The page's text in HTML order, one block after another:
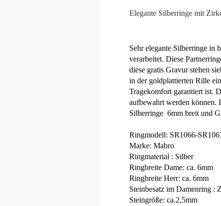
Elegante Silberringe mit
Sehr elegante Silberringe in
verarbeitet. Diese
diese gratis Gravur stehen
in der goldplattierten Rille
Tragekomfort garantiert ist.
aufbewahrt werden können.
Silberringe 6mm breit und
Ringmodell: SR1066-
Marke: Mabro
Ringmaterial : Silber
Ringbreite Dame: ca. 6mm
Ringbreite Herr: ca. 6mm
Steinbesatz im Damenring :
Steingröße: ca.2,5mm